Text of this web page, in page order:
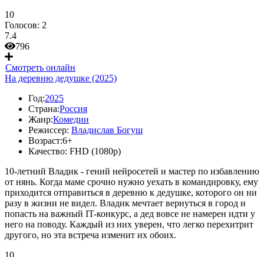
10
Голосов: 2
7.4
796
Смотреть онлайн
На деревню дедушке (2025)
Год:2025
Страна:Россия
Жанр:Комедии
Режиссер: Владислав Богуш
Возраст:6+
Качество: FHD (1080p)
10-летний Владик - гений нейросетей и мастер по избавлению
от нянь. Когда маме срочно нужно уехать в командировку, ему
приходится отправиться в деревню к дедушке, которого он ни
разу в жизни не видел. Владик мечтает вернуться в город и
попасть на важный IT-конкурс, а дед вовсе не намерен идти у
него на поводу. Каждый из них уверен, что легко перехитрит
другого, но эта встреча изменит их обоих.
10